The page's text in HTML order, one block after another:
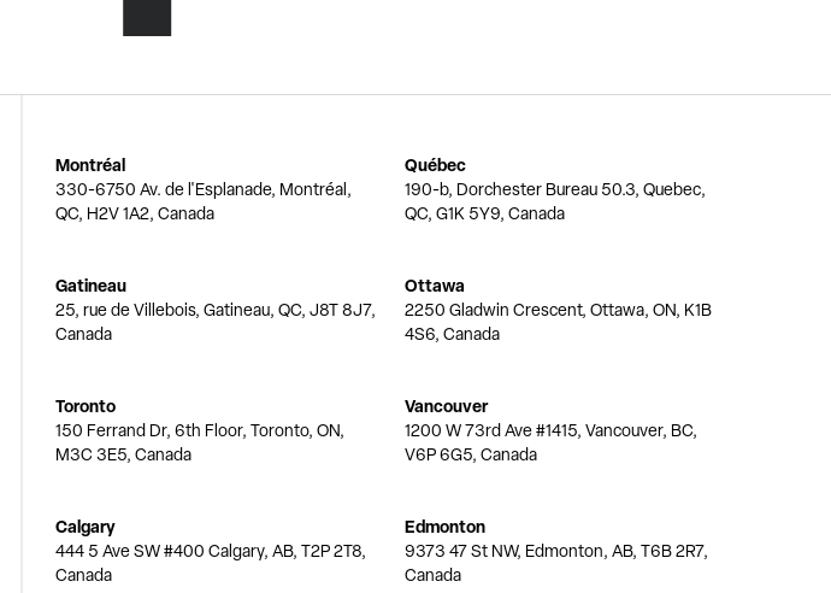
Montréal
330-6750 Av. de l'Esplanade, Montréal,
QC, H2V 1A2, Canada
Québec
190-b, Dorchester Bureau 50.3, Quebec,
QC, G1K 5Y9, Canada
Gatineau
25, rue de Villebois, Gatineau, QC, J8T 8J7,
Canada
Ottawa
2250 Gladwin Crescent, Ottawa, ON, K1B
4S6, Canada
Toronto
150 Ferrand Dr, 6th Floor, Toronto, ON,
M3C 3E5, Canada
Vancouver
1200 W 73rd Ave #1415, Vancouver, BC,
V6P 6G5, Canada
Calgary
444 5 Ave SW #400 Calgary, AB, T2P 2T8,
Canada
Edmonton
9373 47 St NW, Edmonton, AB, T6B 2R7,
Canada